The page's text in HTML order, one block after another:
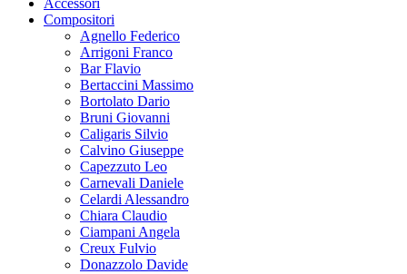
Accessori
Compositori
Agnello Federico
Arrigoni Franco
Bar Flavio
Bertaccini Massimo
Bortolato Dario
Bruni Giovanni
Caligaris Silvio
Calvino Giuseppe
Capezzuto Leo
Carnevali Daniele
Celardi Alessandro
Chiara Claudio
Ciampani Angela
Creux Fulvio
Donazzolo Davide